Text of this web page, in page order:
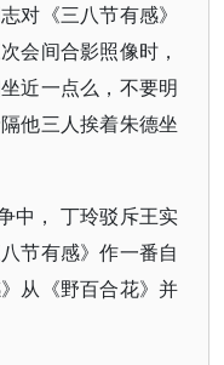
对《三八节有感》
会间合影照像时，
近一点么，不要明
他三人挨着朱德坐
中， 丁玲驳斥王实
节有感》作一番自
从《野百合花》并